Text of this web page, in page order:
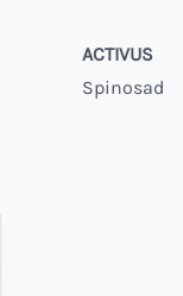
ACTIVUS
Spinosad